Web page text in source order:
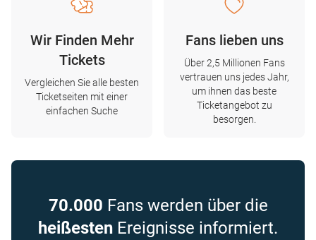
Wir Finden Mehr
Tickets
Vergleichen Sie alle besten
Ticketseiten mit einer
einfachen Suche
Fans lieben uns
Über 2,5 Millionen Fans
vertrauen uns jedes Jahr,
um ihnen das beste
Ticketangebot zu
besorgen.
70.000 Fans werden über die
heißesten Ereignisse informiert.